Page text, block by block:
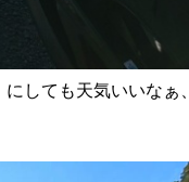
しても天気いいなぁ